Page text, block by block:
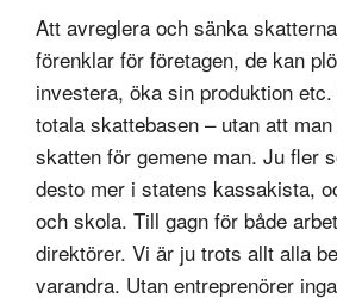
Att avreglera och sänka
förenklar för företagen, de kan
investera, öka sin produktion
totala skattebasen – utan att
skatten för gemene man. Ju fler
desto mer i statens kassakista,
och skola. Till gagn för både
direktörer. Vi är ju trots allt alla
varandra. Utan entreprenörer